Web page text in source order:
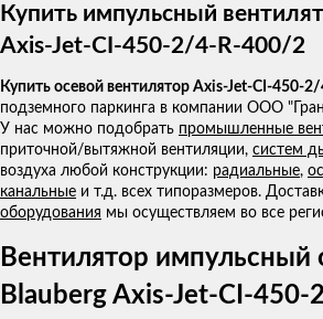
Купить импульсный
Axis-Jet-CI-450-2/4-R-400/2
Купить осевой вентилятор Axis-Jet-CI-450-
подземного паркинга в компании ООО
У нас можно подобрать промышленные
приточной/вытяжной вентиляции, систем
воздуха любой конструкции: радиальные,
канальные и т.д. всех типоразмеров.
оборудования мы осуществляем во все
Вентилятор импульсный
Blauberg Axis-Jet-CI-